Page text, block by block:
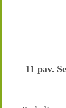
11 pav.